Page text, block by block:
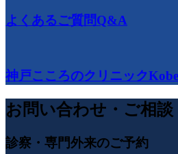
よくあるご質問Q&A
神戸こころのクリニック
お問い合わせ・ご相談
診察・専門外来のご予約